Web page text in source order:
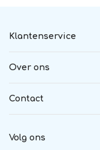
Klantenservice
Over ons
Contact
Volg ons